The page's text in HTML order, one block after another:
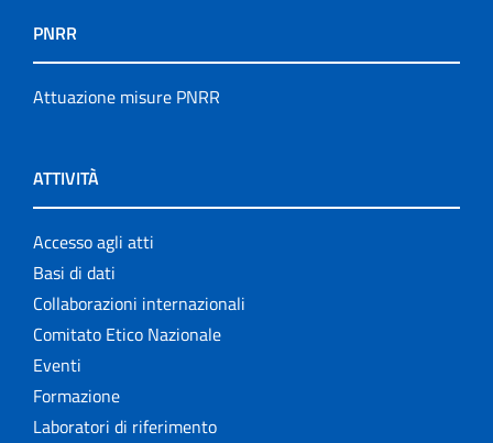
PNRR
Attuazione misure PNRR
ATTIVITÀ
Accesso agli atti
Basi di dati
Collaborazioni internazionali
Comitato Etico Nazionale
Eventi
Formazione
Laboratori di riferimento